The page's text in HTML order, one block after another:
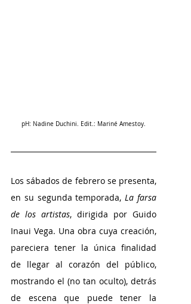
pH: Nadine Duchini. Edit.: Mariné Amestoy.
Los sábados de febrero se presenta,
en su segunda temporada, La farsa
de los artistas, dirigida por Guido
Inaui Vega. Una obra cuya creación,
pareciera tener la única finalidad
de llegar al corazón del público,
mostrando el (no tan oculto), detrás
de escena que puede tener la